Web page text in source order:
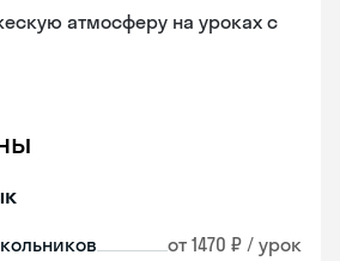
атмосферу на уроках с
от 1470 ₽ / урок